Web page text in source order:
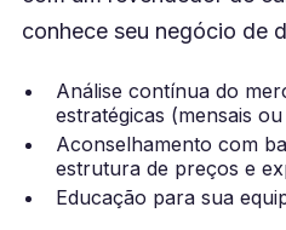
conhece seu negócio de
Análise contínua do
estratégicas (mensais
Aconselhamento com
estrutura de preços e
Educação para sua